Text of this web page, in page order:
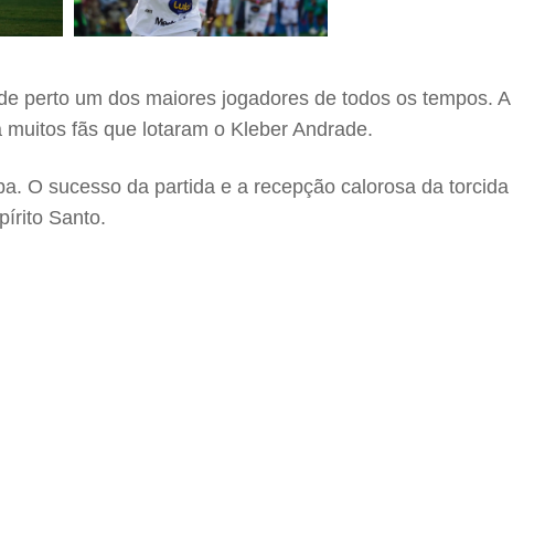
perto um dos maiores jogadores de todos os tempos. A
fãs que lotaram o Kleber Andrade.
O sucesso da partida e a recepção calorosa da torcida
Santo.